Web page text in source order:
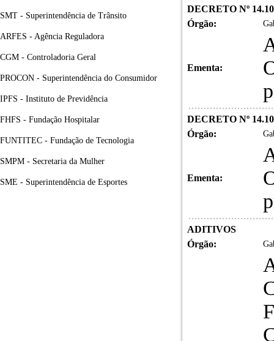
SMT - Superintendência de Trânsito
ARFES - Agência Reguladora
CGM - Controladoria Geral
PROCON - Superintendência do Consumidor
IPFS - Instituto de Previdência
FHFS - Fundação Hospitalar
FUNTITEC - Fundação de Tecnologia
SMPM - Secretaria da Mulher
SME - Superintendência de Esportes
DECRETO Nº
Órgão:
Ementa:
DECRETO Nº
Órgão:
Ementa:
ADITIVOS
Órgão: